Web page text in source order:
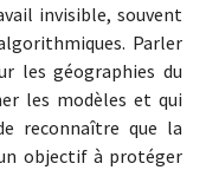
invisible, souvent
Parler
les géographies du
les modèles et qui
reconnaître que la
objectif à protéger